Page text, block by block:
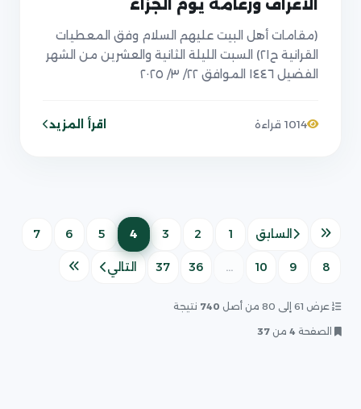
الأعراف وزعامة يوم الجزاء
(مقامات أهل البيت عليهم السلام وفق المعطيات
القرانية ح٢١) السبت الليلة الثانية والعشرين من الشهر
الفضيل ١٤٤٦ الموافق ٢٢/ ٣/ ٢٠٢٥
1014 قراءة اقرأ المزيد
السابق 1
2
3
4
(الصفحة الحالية)
5
6
7
8
9
10
...
36
37 التالي
عرض 61 إلى 80 من أصل 740 نتيجة
الصفحة 4 من 37